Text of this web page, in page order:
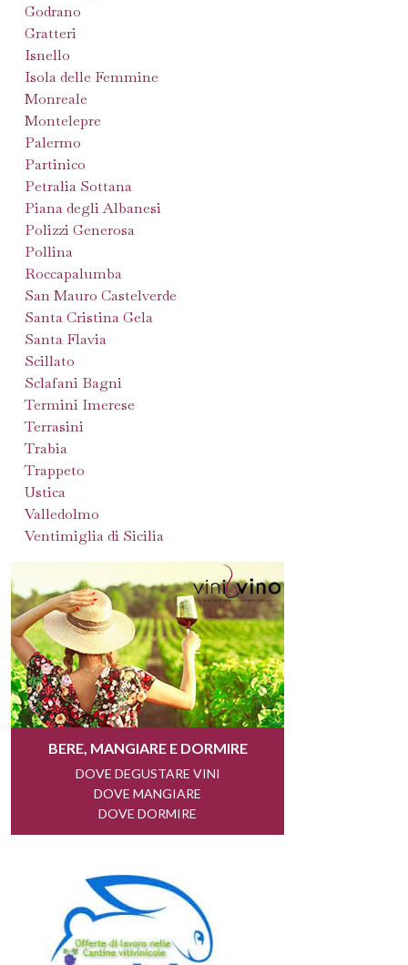
Godrano
Gratteri
Isnello
Isola delle Femmine
Monreale
Montelepre
Palermo
Partinico
Petralia Sottana
Piana degli Albanesi
Polizzi Generosa
Pollina
Roccapalumba
San Mauro Castelverde
Santa Cristina Gela
Santa Flavia
Scillato
Sclafani Bagni
Termini Imerese
Terrasini
Trabia
Trappeto
Ustica
Valledolmo
Ventimiglia di Sicilia